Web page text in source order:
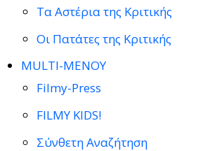
Τα Αστέρια της Κριτικής
Οι Πατάτες της Κριτικής
MULTI-ΜΕΝΟΥ
Filmy-Press
FILMY KIDS!
Σύνθετη Αναζήτηση